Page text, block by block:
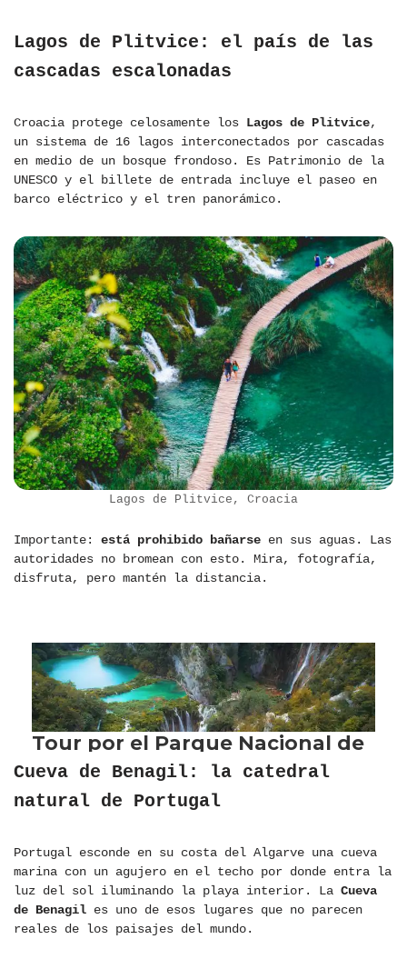
Lagos de Plitvice: el país de las
cascadas escalonadas
Croacia protege celosamente los Lagos de Plitvice,
un sistema de 16 lagos interconectados por cascadas
en medio de un bosque frondoso. Es Patrimonio de la
UNESCO y el billete de entrada incluye el paseo en
barco eléctrico y el tren panorámico.
Lagos de Plitvice, Croacia
Importante: está prohibido bañarse en sus aguas. Las
autoridades no bromean con esto. Mira, fotografía,
disfruta, pero mantén la distancia.
Cueva de Benagil: la catedral
natural de Portugal
Portugal esconde en su costa del Algarve una cueva
marina con un agujero en el techo por donde entra la
luz del sol iluminando la playa interior. La Cueva
de Benagil es uno de esos lugares que no parecen
reales de los paisajes del mundo.